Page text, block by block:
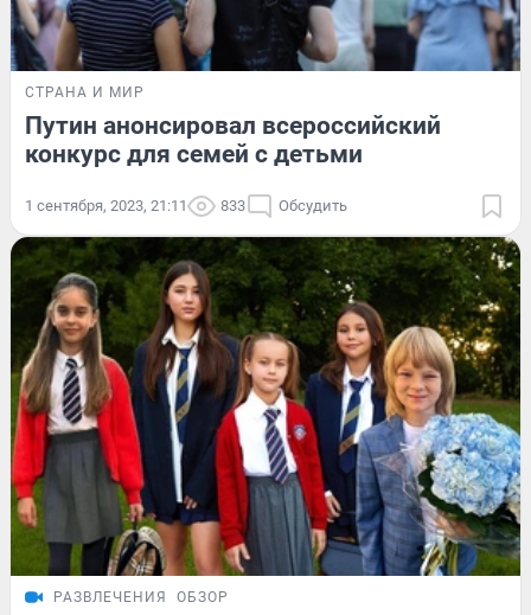
СТРАНА И МИР
Путин анонсировал всероссийский
конкурс для семей с детьми
1 сентября, 2023, 21:11 833 Обсудить
РАЗВЛЕЧЕНИЯ ОБЗОР